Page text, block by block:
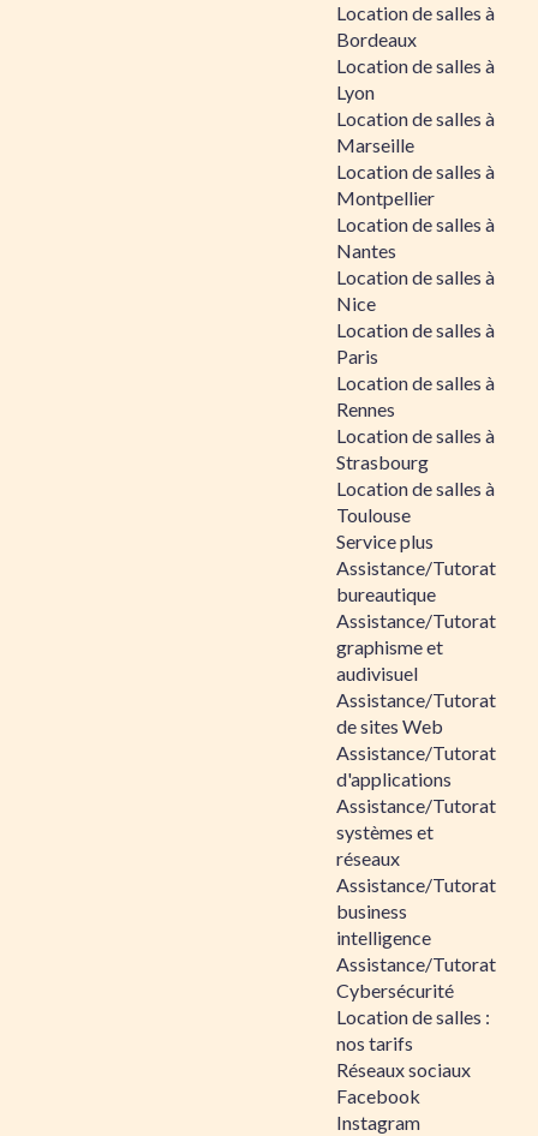
Location de salles à
Bordeaux
Location de salles à
Lyon
Location de salles à
Marseille
Location de salles à
Montpellier
Location de salles à
Nantes
Location de salles à
Nice
Location de salles à
Paris
Location de salles à
Rennes
Location de salles à
Strasbourg
Location de salles à
Toulouse
Service plus
Assistance/Tutorat
bureautique
Assistance/Tutorat
graphisme et
audivisuel
Assistance/Tutorat
de sites Web
Assistance/Tutorat
d'applications
Assistance/Tutorat
systèmes et
réseaux
Assistance/Tutorat
business
intelligence
Assistance/Tutorat
Cybersécurité
Location de salles :
nos tarifs
Réseaux sociaux
Facebook
Instagram